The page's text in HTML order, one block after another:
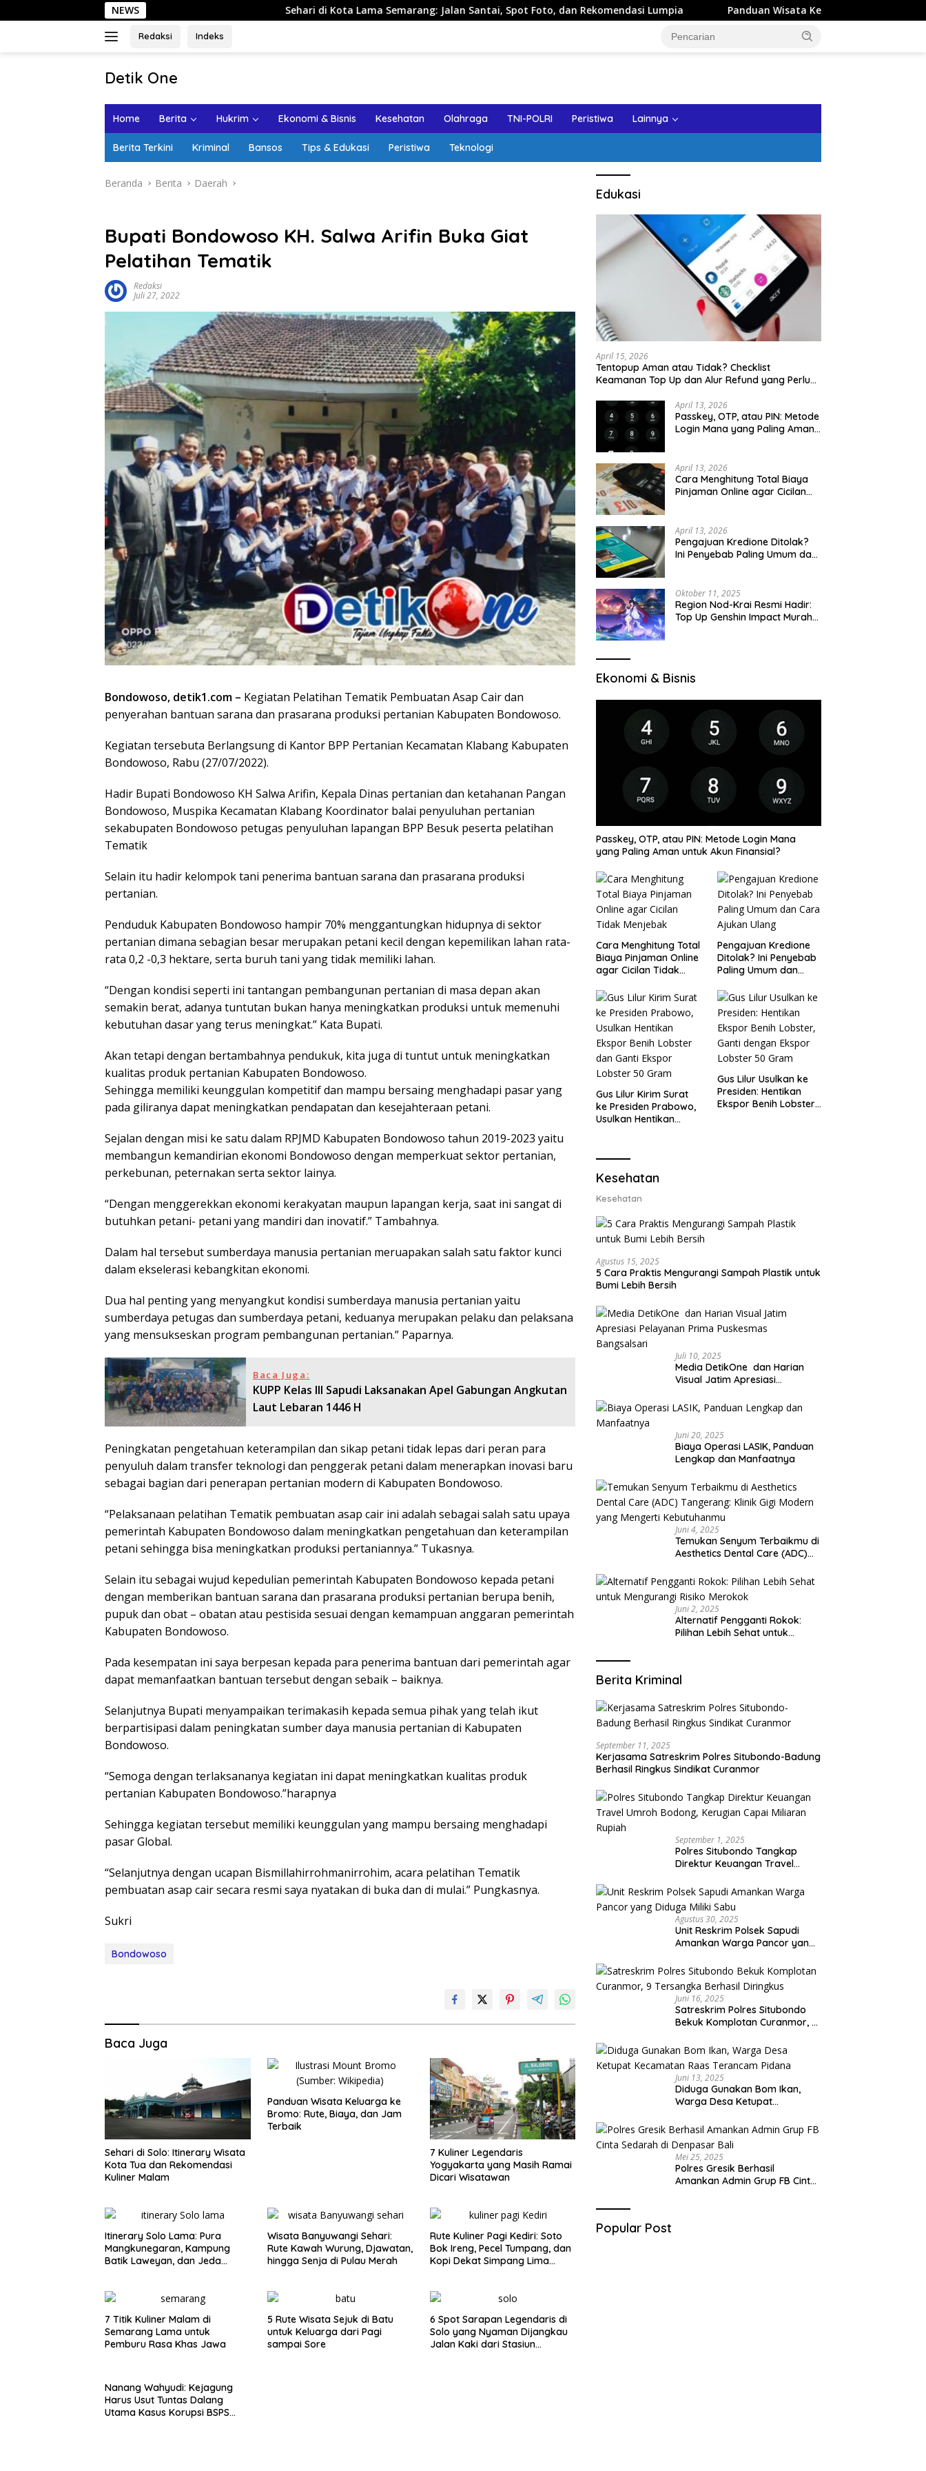
ke
NEWS Sehari di Kota Lama Semarang: Jalan Santai, Spot Foto, dan Rekomendasi Lumpia Panduan Wisata Keluarga ke Kota Batu: Itinerary Seharian
Redaksi Indeks
Detik One
Ungkap
Home Berita Hukrim Ekonomi & Bisnis Kesehatan Olahraga TNI-POLRI Peristiwa Lainnya
Berita Terkini Kriminal Bansos Tips & Edukasi Peristiwa Teknologi
Beranda Berita Daerah
Bupati Bondowoso KH. Salwa Arifin Buka Giat
Pelatihan Tematik
Redaksi
Juli 27, 2022
Bondowoso, detik1.com – Kegiatan Pelatihan Tematik Pembuatan Asap Cair dan
penyerahan bantuan sarana dan prasarana produksi pertanian Kabupaten Bondowoso.
Kegiatan tersebuta Berlangsung di Kantor BPP Pertanian Kecamatan Klabang Kabupaten
Bondowoso, Rabu (27/07/2022).
Hadir Bupati Bondowoso KH Salwa Arifin, Kepala Dinas pertanian dan ketahanan Pangan
Bondowoso, Muspika Kecamatan Klabang Koordinator balai penyuluhan pertanian
sekabupaten Bondowoso petugas penyuluhan lapangan BPP Besuk peserta pelatihan
Tematik
Selain itu hadir kelompok tani penerima bantuan sarana dan prasarana produksi
pertanian.
Penduduk Kabupaten Bondowoso hampir 70% menggantungkan hidupnya di sektor
pertanian dimana sebagian besar merupakan petani kecil dengan kepemilikan lahan rata-
rata 0,2 -0,3 hektare, serta buruh tani yang tidak memiliki lahan.
“Dengan kondisi seperti ini tantangan pembangunan pertanian di masa depan akan
semakin berat, adanya tuntutan bukan hanya meningkatkan produksi untuk memenuhi
kebutuhan dasar yang terus meningkat.” Kata Bupati.
Akan tetapi dengan bertambahnya pendukuk, kita juga di tuntut untuk meningkatkan
kualitas produk pertanian Kabupaten Bondowoso.
Sehingga memiliki keunggulan kompetitif dan mampu bersaing menghadapi pasar yang
pada giliranya dapat meningkatkan pendapatan dan kesejahteraan petani.
Sejalan dengan misi ke satu dalam RPJMD Kabupaten Bondowoso tahun 2019-2023 yaitu
membangun kemandirian ekonomi Bondowoso dengan memperkuat sektor pertanian,
perkebunan, peternakan serta sektor lainya.
“Dengan menggerekkan ekonomi kerakyatan maupun lapangan kerja, saat ini sangat di
butuhkan petani- petani yang mandiri dan inovatif.” Tambahnya.
Dalam hal tersebut sumberdaya manusia pertanian meruapakan salah satu faktor kunci
dalam ekselerasi kebangkitan ekonomi.
Dua hal penting yang menyangkut kondisi sumberdaya manusia pertanian yaitu
sumberdaya petugas dan sumberdaya petani, keduanya merupakan pelaku dan pelaksana
yang mensukseskan program pembangunan pertanian.” Paparnya.
Baca Juga:
KUPP Kelas lll Sapudi Laksanakan Apel Gabungan Angkutan
Laut Lebaran 1446 H
Peningkatan pengetahuan keterampilan dan sikap petani tidak lepas dari peran para
penyuluh dalam transfer teknologi dan penggerak petani dalam menerapkan inovasi baru
sebagai bagian dari penerapan pertanian modern di Kabupaten Bondowoso.
“Pelaksanaan pelatihan Tematik pembuatan asap cair ini adalah sebagai salah satu upaya
pemerintah Kabupaten Bondowoso dalam meningkatkan pengetahuan dan keterampilan
petani sehingga bisa meningkatkan produksi pertaniannya.” Tukasnya.
Selain itu sebagai wujud kepedulian pemerintah Kabupaten Bondowoso kepada petani
dengan memberikan bantuan sarana dan prasarana produksi pertanian berupa benih,
pupuk dan obat – obatan atau pestisida sesuai dengan kemampuan anggaran pemerintah
Kabupaten Bondowoso.
Pada kesempatan ini saya berpesan kepada para penerima bantuan dari pemerintah agar
dapat memanfaatkan bantuan tersebut dengan sebaik – baiknya.
Selanjutnya Bupati menyampaikan terimakasih kepada semua pihak yang telah ikut
berpartisipasi dalam peningkatan sumber daya manusia pertanian di Kabupaten
Bondowoso.
“Semoga dengan terlaksananya kegiatan ini dapat meningkatkan kualitas produk
pertanian Kabupaten Bondowoso.”harapnya
Sehingga kegiatan tersebut memiliki keunggulan yang mampu bersaing menghadapi
pasar Global.
“Selanjutnya dengan ucapan Bismillahirrohmanirrohim, acara pelatihan Tematik
pembuatan asap cair secara resmi saya nyatakan di buka dan di mulai.” Pungkasnya.
Sukri
Bondowoso
Baca Juga
Sehari di Solo: Itinerary Wisata
Kota Tua dan Rekomendasi
Kuliner Malam
Panduan Wisata Keluarga ke
Bromo: Rute, Biaya, dan Jam
Terbaik
7 Kuliner Legendaris
Yogyakarta yang Masih Ramai
Dicari Wisatawan
Itinerary Solo Lama: Pura
Mangkunegaran, Kampung
Batik Laweyan, dan Jeda
Wisata Banyuwangi Sehari:
Rute Kawah Wurung, Djawatan,
hingga Senja di Pulau Merah
Rute Kuliner Pagi Kediri: Soto
Bok Ireng, Pecel Tumpang, dan
Kopi Dekat Simpang Lima
7 Titik Kuliner Malam di
Semarang Lama untuk
Pemburu Rasa Khas Jawa
5 Rute Wisata Sejuk di Batu
untuk Keluarga dari Pagi
sampai Sore
6 Spot Sarapan Legendaris di
Solo yang Nyaman Dijangkau
Jalan Kaki dari Stasiun
Nanang Wahyudi: Kejagung
Harus Usut Tuntas Dalang
Utama Kasus Korupsi BSPS
Edukasi
April 15, 2026
Tentopup Aman atau Tidak? Checklist
Keamanan Top Up dan Alur Refund yang Perlu
April 13, 2026
Passkey, OTP, atau PIN: Metode
Login Mana yang Paling Aman
April 13, 2026
Cara Menghitung Total Biaya
Pinjaman Online agar Cicilan
April 13, 2026
Pengajuan Kredione Ditolak?
Ini Penyebab Paling Umum dan
Oktober 11, 2025
Region Nod-Krai Resmi Hadir:
Top Up Genshin Impact Murah
Ekonomi & Bisnis
Passkey, OTP, atau PIN: Metode Login Mana
yang Paling Aman untuk Akun Finansial?
Cara Menghitung Total
Biaya Pinjaman Online
agar Cicilan Tidak
Pengajuan Kredione
Ditolak? Ini Penyebab
Paling Umum dan
Gus Lilur Kirim Surat
ke Presiden Prabowo,
Usulkan Hentikan
Lobster 50 Gram
Gus Lilur Usulkan ke
Presiden: Hentikan
Ekspor Benih Lobster,
Kesehatan
Kesehatan
Agustus 15, 2025
5 Cara Praktis Mengurangi Sampah Plastik untuk
Bumi Lebih Bersih
Juli 10, 2025
Media DetikOne dan Harian
Visual Jatim Apresiasi
Bangsalsari
Juni 20, 2025
Biaya Operasi LASIK, Panduan
Lengkap dan Manfaatnya
Juni 4, 2025
Temukan Senyum Terbaikmu di
Aesthetics Dental Care (ADC)
yang Mengerti Kebutuhanmu
Juni 2, 2025
Alternatif Pengganti Rokok:
Pilihan Lebih Sehat untuk
Berita Kriminal
September 11, 2025
Kerjasama Satreskrim Polres Situbondo-Badung
Berhasil Ringkus Sindikat Curanmor
September 1, 2025
Polres Situbondo Tangkap
Direktur Keuangan Travel
Capai Miliaran Rupiah
Agustus 30, 2025
Unit Reskrim Polsek Sapudi
Amankan Warga Pancor yang
Juni 16, 2025
Satreskrim Polres Situbondo
Bekuk Komplotan Curanmor, 9
Juni 13, 2025
Diduga Gunakan Bom Ikan,
Warga Desa Ketupat
Pidana
Mei 25, 2025
Polres Gresik Berhasil
Amankan Admin Grup FB Cinta
Popular Post